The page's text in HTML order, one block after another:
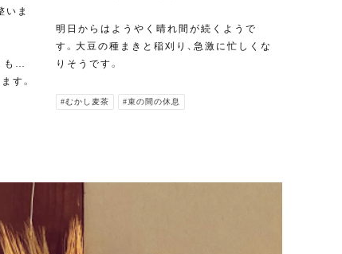
いま
も…
す。
明日からはようやく晴れ間が続くようで
す。大豆の種まきと稲刈り、急激に忙しくな
りそうです。
#むかし麦茶 #束の間の休息